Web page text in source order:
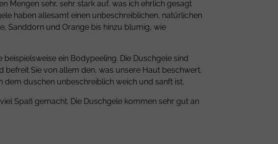
Mengen sehr, sehr stark auf, was ich ehrlich gesagt
haben allesamt einen unbeschreiblichen, natürlichen
Sanddorn und Orange bis hinzu blumig, wie
ein Bodypeeling. Die Duschgele sind
Sie von allem den, was unsere Haut beschwert.
duschen unbeschreiblich weich und sanft ist.
Spaß gemacht. Die Duschgele kommen sehr gut an